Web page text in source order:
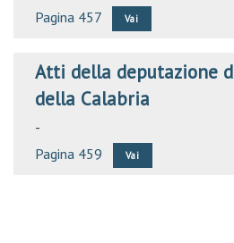
Pagina 457
Vai
Atti della deputazione
della Calabria
-
Pagina 459
Vai